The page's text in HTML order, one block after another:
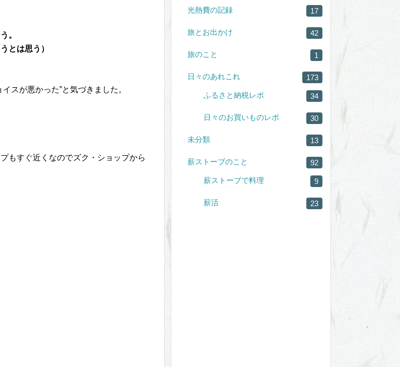
。
とは思う）
スが悪かった”と気づきました。
もすぐ近くなのでズク・ショップから
光熱費の記録 17
旅とお出かけ 42
旅のこと 1
日々のあれこれ 173
ふるさと納税レポ 34
日々のお買いものレポ 30
未分類 13
薪ストーブのこと 92
薪ストーブで料理 9
薪活 23